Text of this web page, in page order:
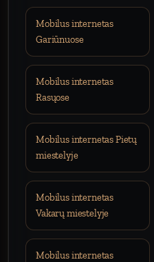
Mobilus internetas
Gariūnuose
Mobilus internetas
Rasųose
Mobilus internetas Pietų
miestelyje
Mobilus internetas
Vakarų miestelyje
Mobilus internetas